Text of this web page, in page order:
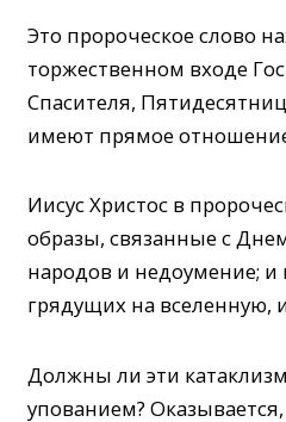
Это пророческое слово
торжественном входе
Спасителя,
имеют прямое
Иисус Христос в
образы, связанные с
народов и недоумение;
грядущих на вселенную,
Должны ли эти
упованием?